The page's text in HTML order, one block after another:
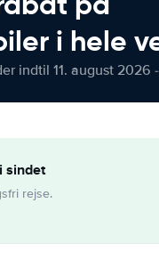
i hele
indtil 11. august 2026
sindet
rejse.